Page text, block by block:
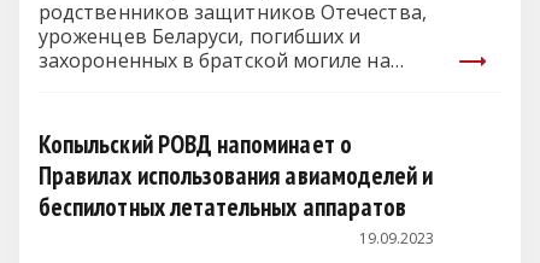
родственников защитников Отечества,
уроженцев Беларуси, погибших и
захороненных в братской могиле на
Копыльский РОВД напоминает о
Правилах использования авиамоделей и
беспилотных летательных аппаратов
19.09.2023